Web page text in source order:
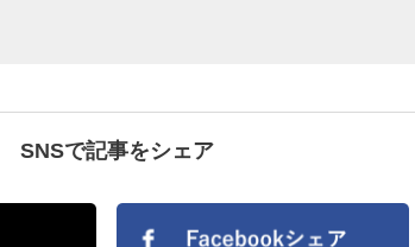
SNSで記事をシェア